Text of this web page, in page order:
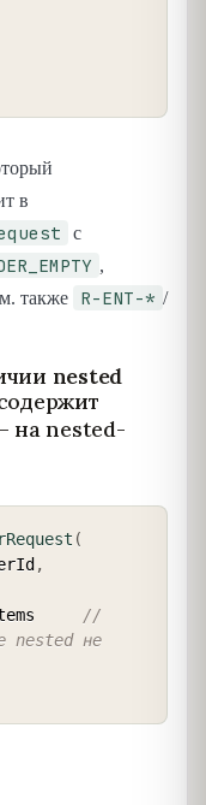
в
с
,
также R-ENT-* /
nested
на nested-
(
,
//
nested не